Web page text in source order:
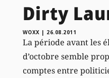
Dirty
WOXX | 26.08.2011
La période avant les
d’octobre semble
comptes entre